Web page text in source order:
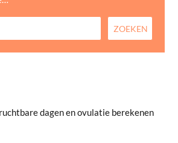
dagen en ovulatie berekenen